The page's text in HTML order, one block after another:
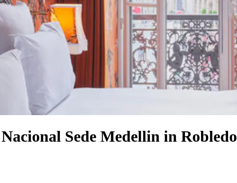
Sede Medellin in Robledo